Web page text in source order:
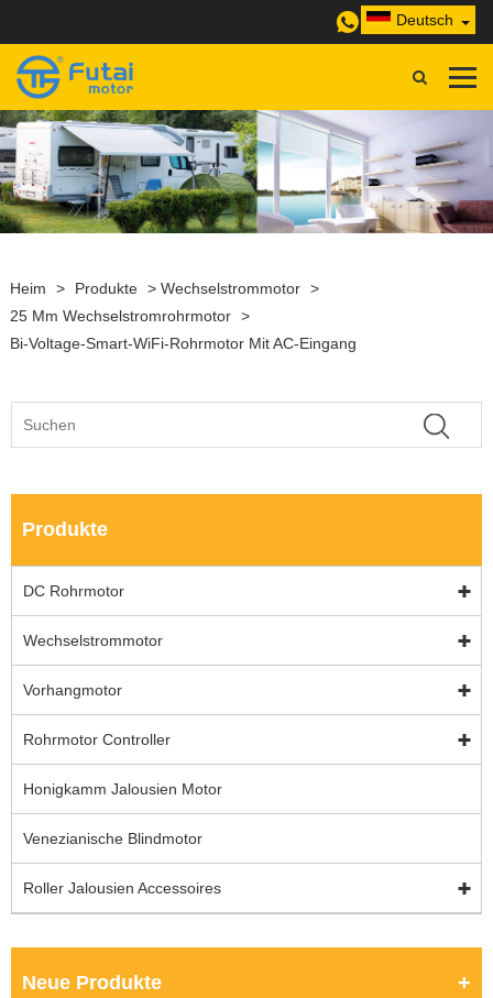
Deutsch
Heim > Produkte > Wechselstrommotor >
25 Mm Wechselstromrohrmotor >
Bi-Voltage-Smart-WiFi-Rohrmotor Mit AC-Eingang
Produkte
DC Rohrmotor
Wechselstrommotor
Vorhangmotor
Rohrmotor Controller
Honigkamm Jalousien Motor
Venezianische Blindmotor
Roller Jalousien Accessoires
Neue Produkte